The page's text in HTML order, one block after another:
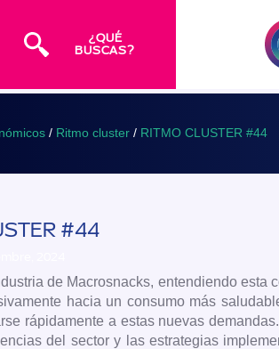
¿QUÉ
BUSCAS?
/ Ritmo cluster / RITMO CLUSTER #44
#44
de Macrosnacks, entendiendo
hacia un consumo más
rápidamente a estas nuevas
del sector y las estrategias